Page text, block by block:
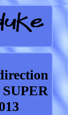
SUPER